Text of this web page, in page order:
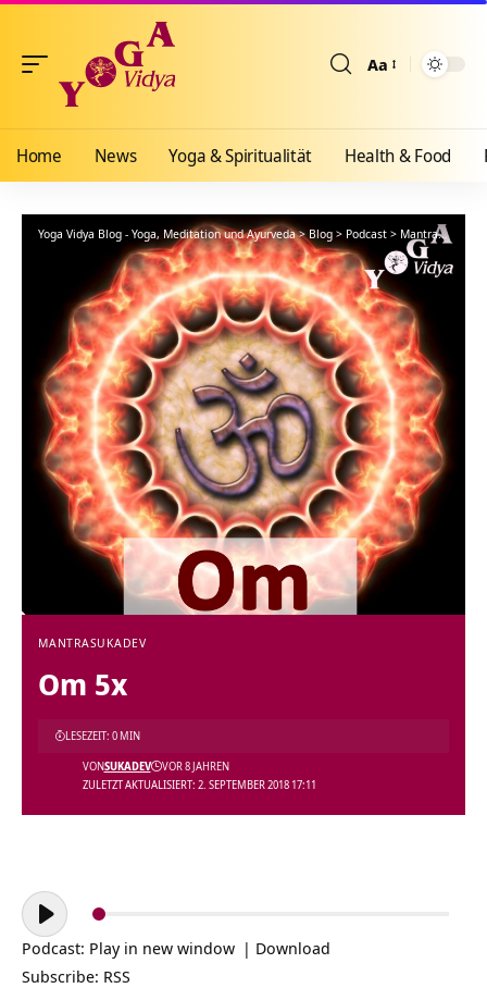
Aa
Home News Yoga & Spiritualität Health & Food
Yoga Vidya Blog - Yoga, Meditation und Ayurveda>Blog > Podcast > Mantra>
MANTRASUKADEV
Om 5x
ZULETZT AKTUALISIERT: 2. SEPTEMBER 2018 17:11
VONSUKADEV VOR 8 JAHREN
LESEZEIT: 0 MIN
Audio-
Player
Podcast: Play in new window | Download
Subscribe: RSS